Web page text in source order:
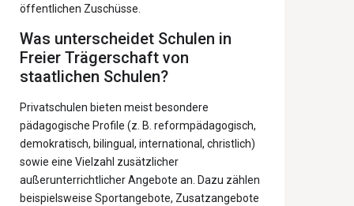
öffentlichen Zuschüsse.
Was unterscheidet Schulen in
Freier Trägerschaft von
staatlichen Schulen?
Privatschulen bieten meist besondere
pädagogische Profile (z. B. reformpädagogisch,
demokratisch, bilingual, international, christlich)
sowie eine Vielzahl zusätzlicher
außerunterrichtlicher Angebote an. Dazu zählen
beispielsweise Sportangebote, Zusatzangebote